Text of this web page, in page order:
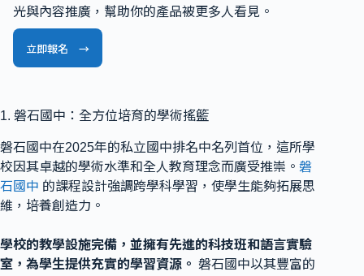
光與內容推廣，幫助你的產品被更多人看見。
立即報名 →
1. 磐石國中：全方位培育的學術搖籃
磐石國中在2025年的私立國中排名中名列首位，這所學
校因其卓越的學術水準和全人教育理念而廣受推崇。 磐
石國中 的課程設計強調跨學科學習，使學生能夠拓展思
維，培養創造力。
學校的教學設施完備，並擁有先進的科技班和語言實驗
室，為學生提供充實的學習資源。 磐石國中以其豐富的